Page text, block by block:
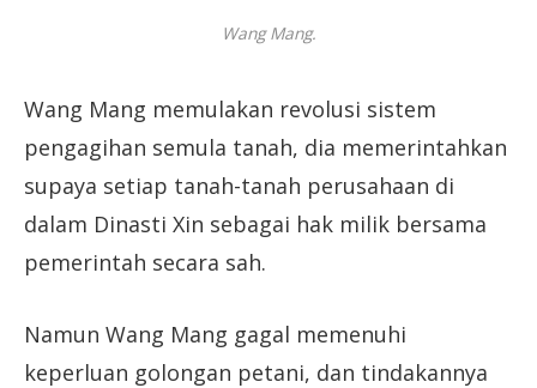
Wang Mang.
Wang Mang memulakan revolusi sistem
pengagihan semula tanah, dia memerintahkan
supaya setiap tanah-tanah perusahaan di
dalam Dinasti Xin sebagai hak milik bersama
pemerintah secara sah.
Namun Wang Mang gagal memenuhi
keperluan golongan petani, dan tindakannya